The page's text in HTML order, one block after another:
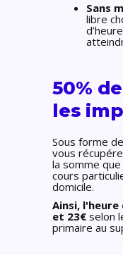
Sans
libre
50%
les
Sous forme
vous
la somme
cours
domicile.
Ainsi,
et 23€ selon
primaire au